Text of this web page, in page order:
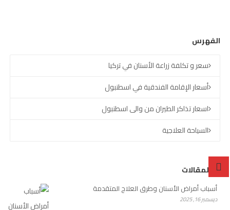
الفهرس
سعر و تكلفة زراعة الأسنان في تركيا
أسعار الإقامة الفندقية في اسطنبول
اسعار تذاكر الطيران من والى اسطنبول
السياحة العلاجية
آخر المقالات
أسباب أمراض الأسنان وطرق العلاج المتقدمة
ديسمبر 16, 2025